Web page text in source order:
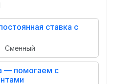
ставка с
Сменный
— помогаем с